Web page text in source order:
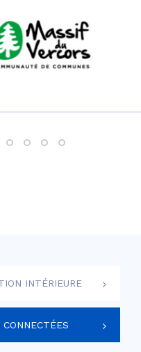
INTÉRIEURE